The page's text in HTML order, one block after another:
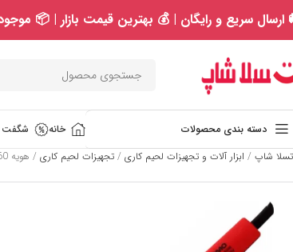
ارسال سریع و رایگان | 💰 بهترین قیمت بازار | 📦
دسته بندی محصولات خانه شگفت
تسلا شاپ / ابزار آلات و تجهیزات لحیم کاری / تجهیزات لحیم کاری / هویه 60 وات سومو مدل SM-160